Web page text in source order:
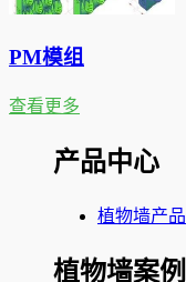
PM模组
查看更多
产品中心
植物墙产品
植物墙案例